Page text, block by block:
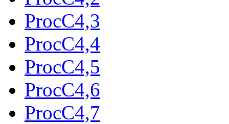
ProcC4,3
ProcC4,4
ProcC4,5
ProcC4,6
ProcC4,7